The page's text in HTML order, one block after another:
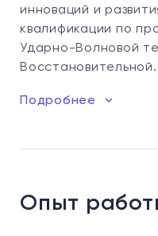
инноваций и
квалификации по
Ударно-Волновой
Подробнее
Опыт